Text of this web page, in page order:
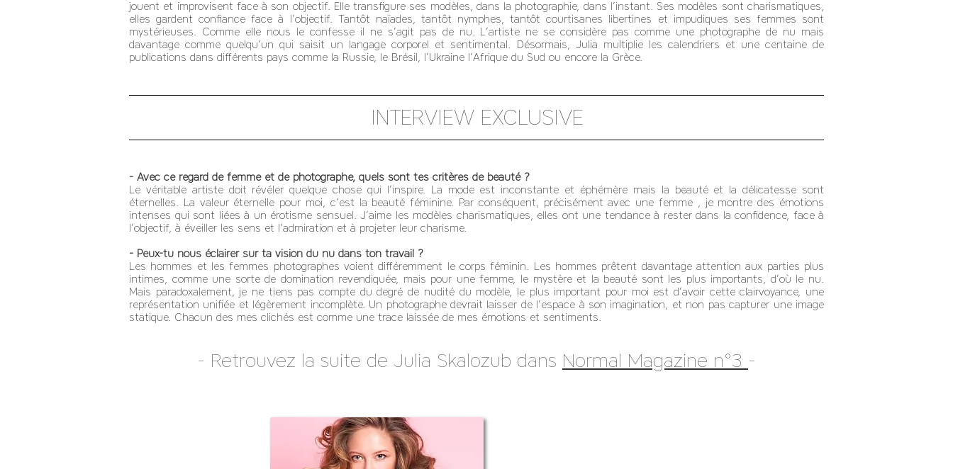
jouent et improvisent face à son objectif. Elle transfigure ses modèles, dans la photographie, dans l’instant. Ses modèles sont charismatiques,
elles gardent confiance face à l’objectif. Tantôt naïades, tantôt nymphes, tantôt courtisanes libertines et impudiques ses femmes sont
mystérieuses. Comme elle nous le confesse il ne s’agit pas de nu. L’artiste ne se considère pas comme une photographe de nu mais
davantage comme quelqu’un qui saisit un langage corporel et sentimental. Désormais, Julia multiplie les calendriers et une centaine de
publications dans différents pays comme la Russie, le Brésil, l’Ukraine l’Afrique du Sud ou encore la Grèce.
INTERVIEW EXCLUSIVE
- Avec ce regard de femme et de photographe, quels sont tes critères de beauté ?
Le véritable artiste doit révéler quelque chose qui l’inspire. La mode est inconstante et éphémère mais la beauté et la délicatesse sont
éternelles. La valeur éternelle pour moi, c’est la beauté féminine. Par conséquent, précisément avec une femme , je montre des émotions
intenses qui sont liées à un érotisme sensuel. J’aime les modèles charismatiques, elles ont une tendance à rester dans la confidence, face à
l’objectif, à éveiller les sens et l’admiration et à projeter leur charisme.
- Peux-tu nous éclairer sur ta vision du nu dans ton travail ?
Les hommes et les femmes photographes voient différemment le corps féminin. Les hommes prêtent davantage attention aux parties plus
intimes, comme une sorte de domination revendiquée, mais pour une femme, le mystère et la beauté sont les plus importants, d’où le nu.
Mais paradoxalement, je ne tiens pas compte du degré de nudité du modèle, le plus important pour moi est d’avoir cette clairvoyance, une
représentation unifiée et légèrement incomplète. Un photographe devrait laisser de l’espace à son imagination, et non pas capturer une image
statique. Chacun des mes clichés est comme une trace laissée de mes émotions et sentiments.
- Retrouvez la suite de Julia Skalozub dans Normal Magazine n°3 -